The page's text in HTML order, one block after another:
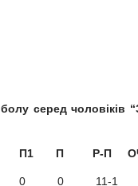
серед чоловіків
П
3 1 0 0 11-1